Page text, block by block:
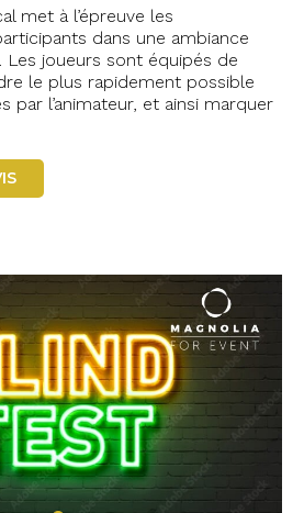
met à l’épreuve les
dans une ambiance
Les joueurs sont équipés de
le plus rapidement possible
par l’animateur, et ainsi marquer